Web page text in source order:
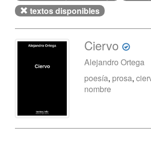
textos disponibles
Ciervo
Alejandro Ortega
poesía, prosa,
nombre